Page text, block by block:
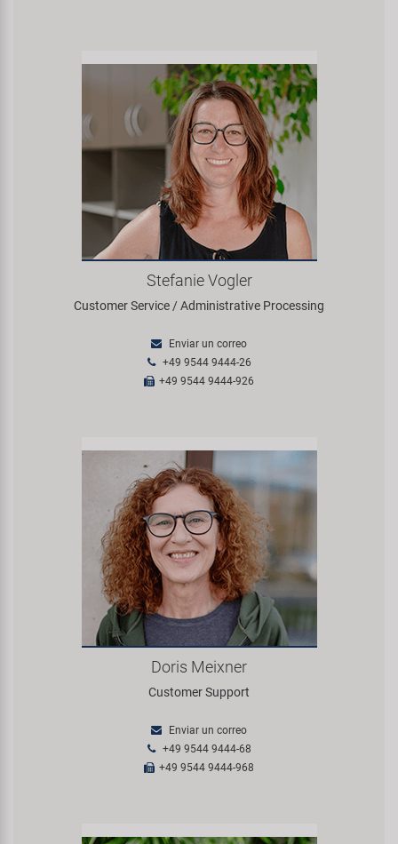
Stefanie Vogler
Customer Service / Administrative Processing
Enviar un correo
+49 9544 9444-26
+49 9544 9444-926
Doris Meixner
Customer Support
Enviar un correo
+49 9544 9444-68
+49 9544 9444-968